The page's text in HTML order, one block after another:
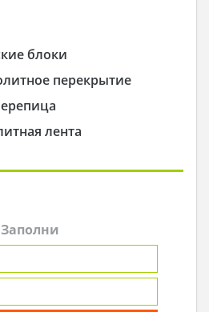
блоки
перекрытие
лента
Заполни